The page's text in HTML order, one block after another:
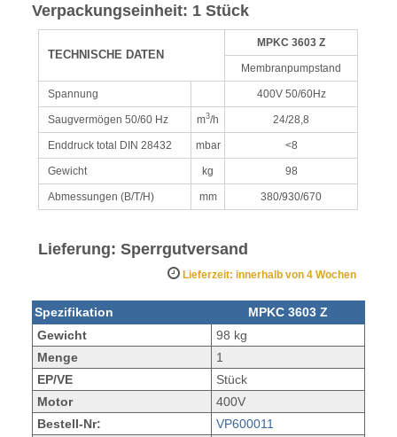
Verpackungseinheit: 1 Stück
TECHNISCHE DATEN
MPKC 3603 Z
Membranpumpstand
Spannung 400V 50/60Hz
Saugvermögen 50/60 Hz m3/h 24/28,8
Enddruck total DIN 28432 mbar <8
Gewicht kg 98
Abmessungen (B/T/H) mm 380/930/670
Lieferung: Sperrgutversand
Lieferzeit: innerhalb von 4 Wochen
Spezifikation
MPKC 3603 Z
Gewicht
98 kg
Menge
1
EP/VE
Stück
Motor
400V
Bestell-Nr:
VP600011